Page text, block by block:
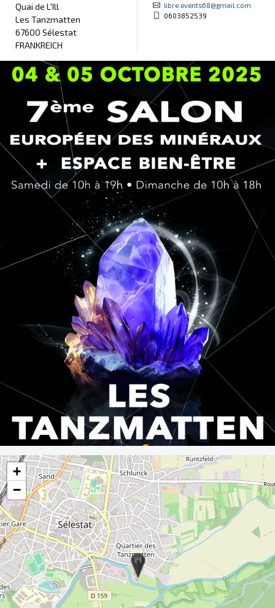
Quai de L'Ill
Les Tanzmatten
67600 Sélestat
FRANKREICH
libre.events68@gmail.com
0603852539
+
−